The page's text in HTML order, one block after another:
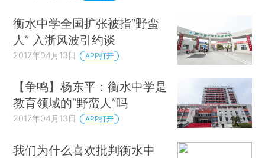
衡水中学全国扩张被指“野蛮
人” 入浙风波引约谈
2017年04月13日 APP打开
【争鸣】杨东平：衡水中学是
教育领域的“野蛮人”吗
2017年04月13日 APP打开
我们为什么喜欢批判衡水中